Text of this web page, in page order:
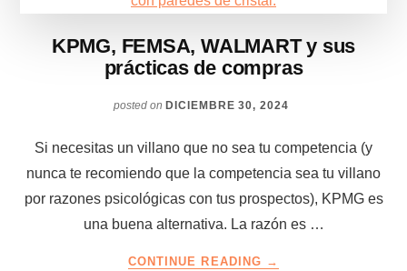
KPMG, FEMSA, WALMART y sus
prácticas de compras
posted on DICIEMBRE 30, 2024
Si necesitas un villano que no sea tu competencia (y
nunca te recomiendo que la competencia sea tu villano
por razones psicológicas con tus prospectos), KPMG es
una buena alternativa. La razón es …
CONTINUE READING →